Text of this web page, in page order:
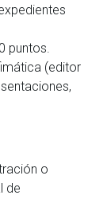
puntos.
(editor
o
de